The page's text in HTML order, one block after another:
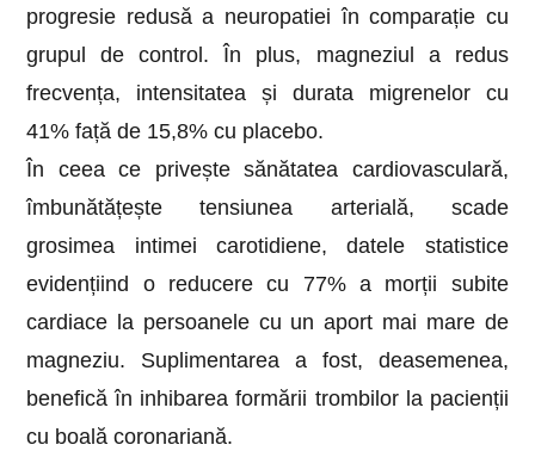
progresie redusă a neuropatiei în comparație cu
grupul de control. În plus, magneziul a redus
frecvența, intensitatea și durata migrenelor cu
41% față de 15,8% cu placebo.
În ceea ce privește sănătatea cardiovasculară,
îmbunătățește tensiunea arterială, scade
grosimea intimei carotidiene, datele statistice
evidențiind o reducere cu 77% a morții subite
cardiace la persoanele cu un aport mai mare de
magneziu. Suplimentarea a fost, deasemenea,
benefică în inhibarea formării trombilor la pacienții
cu boală coronariană.